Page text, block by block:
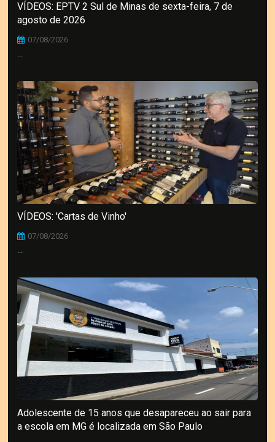
VÍDEOS: EPTV 2 Sul de Minas de sexta-feira, 7 de
agosto de 2026
07/08/2026
...
VÍDEOS: 'Cartas de Vinho'
07/08/2026
...
Adolescente de 15 anos que desapareceu ao sair para
a escola em MG é localizada em São Paulo